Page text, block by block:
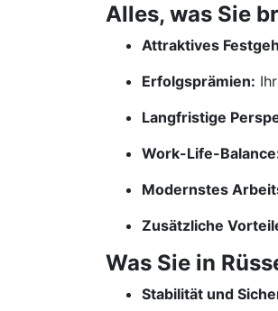
Alles, was Sie
Attraktives
Erfolgsprämien:
Langfristige
Work-Life-
Modernstes
Zusätzliche
Was Sie in
Stabilität und